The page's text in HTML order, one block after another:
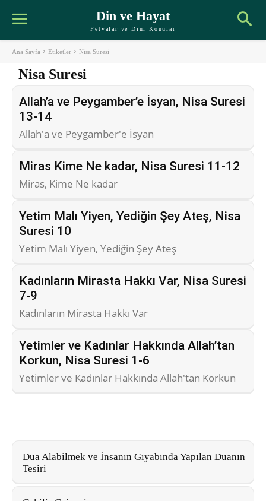
Din ve Hayat
Fetvalar ve Dini Konular
Ana Sayfa Etiketler Nisa Suresi
Nisa Suresi
Allah’a ve Peygamber’e İsyan, Nisa Suresi
13-14
Allah'a ve Peygamber'e İsyan
Miras Kime Ne kadar, Nisa Suresi 11-12
Miras, Kime Ne kadar
Yetim Malı Yiyen, Yediğin Şey Ateş, Nisa
Suresi 10
Yetim Malı Yiyen, Yediğin Şey Ateş
Kadınların Mirasta Hakkı Var, Nisa Suresi
7-9
Kadınların Mirasta Hakkı Var
Yetimler ve Kadınlar Hakkında Allah’tan
Korkun, Nisa Suresi 1-6
Yetimler ve Kadınlar Hakkında Allah'tan Korkun
Dua Alabilmek ve İnsanın Gıyabında Yapılan Duanın
Tesiri